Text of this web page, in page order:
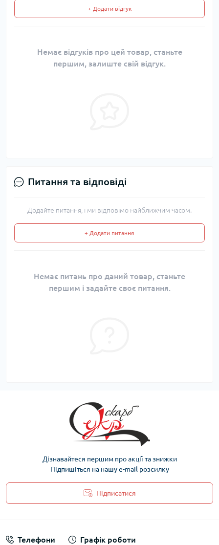
+ Додати відгук
Немає відгуків про цей товар, станьте
першим, залиште свій відгук.
Питання та відповіді
Додайте питання, і ми відповімо найближчим часом.
+ Додати питання
Немає питань про даний товар, станьте
першим і задайте своє питання.
Дізнавайтеся першим про акції та знижки
Підпишіться на нашу e-mail розсилку
Підписатися
Телефони Графік роботи